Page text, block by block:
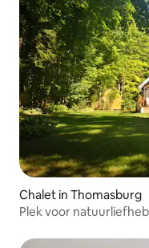
Chalet in Thomasburg
Plek voor